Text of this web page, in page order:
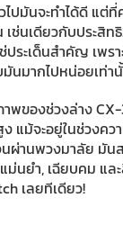
ปมันจะทำได้ดี แต่ที่
เช่นเดียวกับประสิท
ระเด็นสำคัญ เพรา
นมากไปหน่อยเท่า
พของช่วงล่าง CX-
ม้จะอยู่ในช่วงควา
ผ่านพวงมาลัย มัน
ม่นยำ, เฉียบคม แล
เลยทีเดียว!